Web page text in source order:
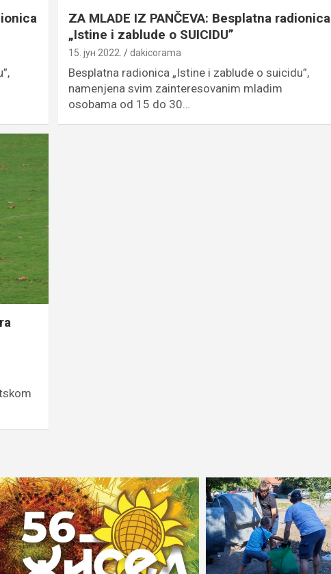
ZA MLADE IZ PANČEVA: Besplatna radionica
„Istine i zablude o SUICIDU”
15. јун 2022. dakicorama
Besplatna radionica „Istine i zablude o suicidu”,
namenjena svim zainteresovanim mladim
osobama od 15 do 30…